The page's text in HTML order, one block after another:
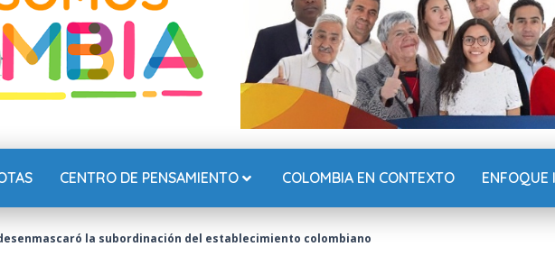
CENTRO DE PENSAMIENTO COLOMBIA EN CONTEXTO ENFOQUE
la subordinación del establecimiento colombiano